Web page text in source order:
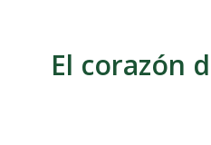
El corazón